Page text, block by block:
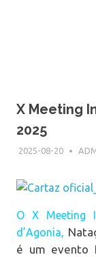
X Meeting
2025
2025-08-20
O X Meeting
d’Agonia,
é um evento